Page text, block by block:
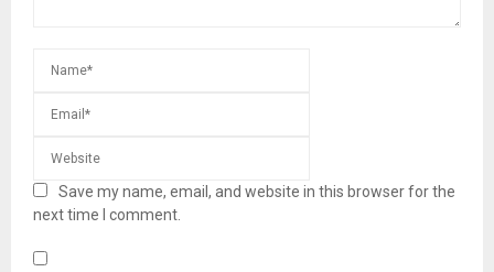
Save my name, email, and website in this browser for the
next time I comment.